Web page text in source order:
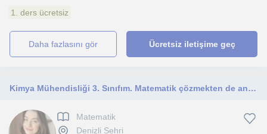
1. ders ücretsiz
daha fazlasını gör Ücretsiz iletişime geç
Kimya Mühendisliği 3. Sınıfım. Matematik çözmekten de anlatmaktan da hep zevk aldım. TYT, AYT ve ortaokul matematiği anlatabilirim
Matematik
Denizli Sehri